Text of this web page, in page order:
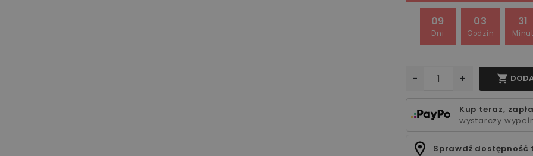
09
Dni
03
Godzin
31
- + 
Kup teraz,
wystarczy
Sprawdź